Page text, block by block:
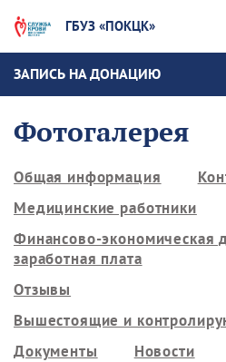
ГБУЗ «ПОКЦК»
ЗАПИСЬ НА ДОНАЦИЮ
Фотогалерея
Общая информация
Медицинские работники
Финансово-экономическая
заработная плата
Отзывы
Вышестоящие и
Документы
Новости